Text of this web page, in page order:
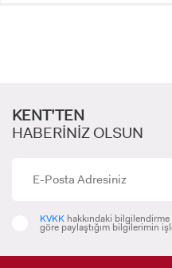
ADAY
KENT’TEN
HABERİNİZ OLSUN
KVKK hakkındaki
göre paylaştığım bilgilerimin